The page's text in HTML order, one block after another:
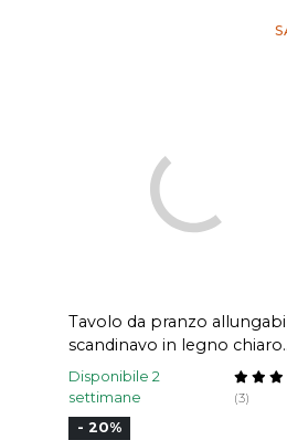
Tavolo da pranzo
scandinavo in legno chiaro
L150-200 LEENA
Disponibile 2
settimane
(3)
- 20%